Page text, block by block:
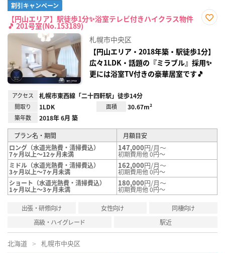
割引キャンペーン
【円山エリア】駅徒歩1分✨浴室テレビ付きハイクラス物件
🎵 201号室(No.153189)
録
札幌市中央区
【円山エリア・2018年築・駅徒歩1分】
広々1LDK・話題の『ミラブル』採用✨
更には浴室TV付きの豪華居室です🎵
アクセス 札幌市東西線「二十四軒駅」徒歩14分
間取り 1LDK 面積 30.67m²
築年数 2018年 6月 築
プラン名・期間
月額目安
ロング（水道光熱費・清掃費込）
7ヶ月以上～12ヶ月未満
147,000円/月～
初期費用他 0円～
ミドル（水道光熱費・清掃費込）
3ヶ月以上～7ヶ月未満
162,000円/月～
初期費用他 0円～
ショート（水道光熱費・清掃費込）
1ヶ月以上～3ヶ月未満
180,000円/月～
初期費用他 0円～
出張・研修向け 女性向け
同棲向け
高級・ハイグレード
駅近
北海道 札幌市中央区